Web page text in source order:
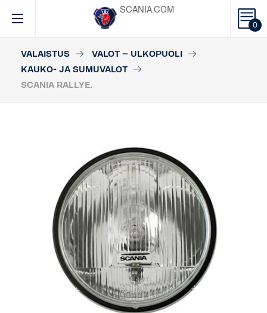
0
SCANIA.COM
VALAISTUS
VALOT – ULKOPUOLI
KAUKO- JA SUMUVALOT
SCANIA RALLYE.